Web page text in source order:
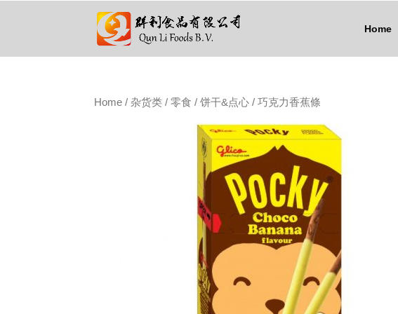
Home
Home / 杂货类 /零食 /饼干&点心 / 巧克力香蕉條